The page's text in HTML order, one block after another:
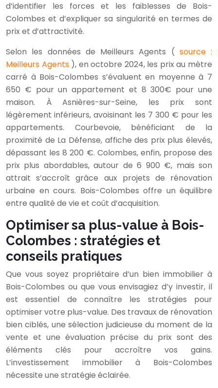
d’identifier les forces et les faiblesses de Bois-
Colombes et d’expliquer sa singularité en termes de
prix et d’attractivité.
Selon les données de Meilleurs Agents ( source :
Meilleurs Agents ), en octobre 2024, les prix au mètre
carré à Bois-Colombes s’évaluent en moyenne à 7
650 € pour un appartement et 8 300€ pour une
maison. À Asnières-sur-Seine, les prix sont
légèrement inférieurs, avoisinant les 7 300 € pour les
appartements. Courbevoie, bénéficiant de la
proximité de La Défense, affiche des prix plus élevés,
dépassant les 8 200 €. Colombes, enfin, propose des
prix plus abordables, autour de 6 900 €, mais son
attrait s’accroît grâce aux projets de rénovation
urbaine en cours. Bois-Colombes offre un équilibre
entre qualité de vie et coût d’acquisition.
Optimiser sa plus-value à Bois-
Colombes : stratégies et
conseils pratiques
Que vous soyez propriétaire d’un bien immobilier à
Bois-Colombes ou que vous envisagiez d’y investir, il
est essentiel de connaître les stratégies pour
optimiser votre plus-value. Des travaux de rénovation
bien ciblés, une sélection judicieuse du moment de la
vente et une évaluation précise du prix sont des
éléments clés pour accroître vos gains.
L’investissement immobilier à Bois-Colombes
nécessite une stratégie éclairée.